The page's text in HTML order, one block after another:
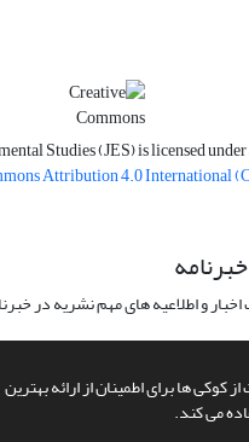
کوکی ها برای اطمینان از ارائه بهترین
می کند.
Studies (JES) is licensed
Attribution 4.0 International
اخبار و اطلاعیه های مهم نشریه در